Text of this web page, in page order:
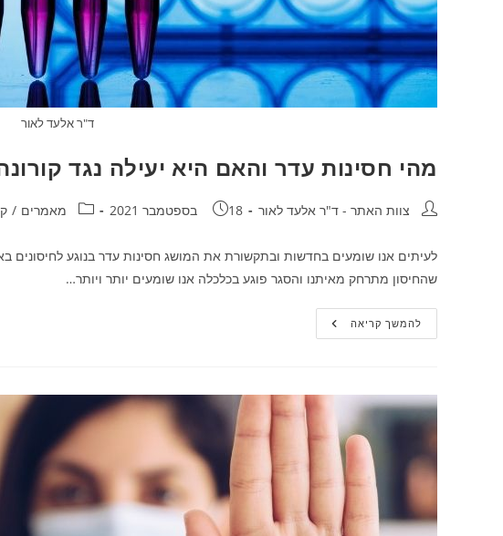
ד"ר אלעד לאור
מהי חסינות עדר והאם היא יעילה נגד
מחבר:צוות האתר - ד"ר אלעד לאור פורסם:
18 בספטמבר 2021 קטגוריה:מאמרים /
לעיתים אנו שומעים בחדשות ובתקשורת את המושג חסינות עדר בנוגע לחיסונים
שהחיסון מתרחק מאיתנו והסגר פוגע בכלכלה אנו שומעים יותר ויותר…
להמשך קריאהמהי
חסינות
נגד
קורונה?
ד"ר
אלעד
לאור
בהסבר